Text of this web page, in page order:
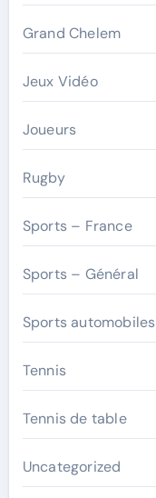
Grand Chelem
Jeux Vidéo
Joueurs
Rugby
Sports – France
Sports – Général
Sports automobiles
Tennis
Tennis de table
Uncategorized